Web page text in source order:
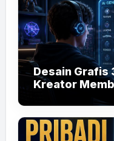
Desain Grafis
Kreator